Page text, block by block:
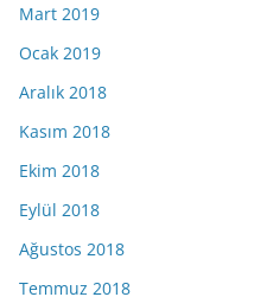
Mart 2019
Ocak 2019
Aralık 2018
Kasım 2018
Ekim 2018
Eylül 2018
Ağustos 2018
Temmuz 2018